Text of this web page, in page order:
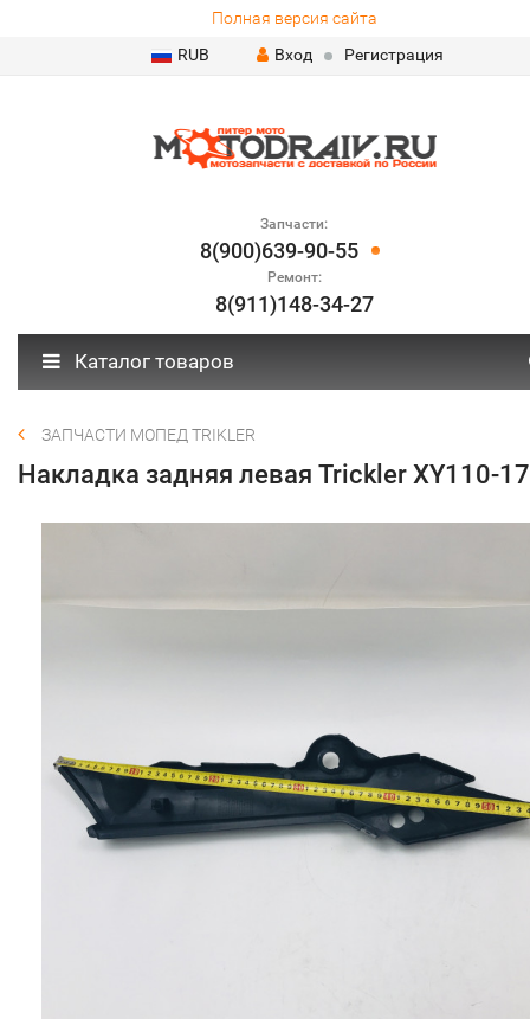
Полная версия сайта
RUB
Вход Регистрация
Запчасти:
8(900)639-90-55
Ремонт:
8(911)148-34-27
Каталог товаров
ЗАПЧАСТИ МОПЕД TRIKLER
Накладка задняя левая Trickler XY110-